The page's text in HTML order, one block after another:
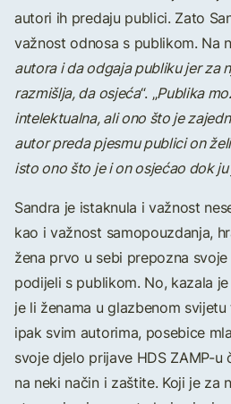
autori ih predaju publici. Zato
važnost odnosa s publikom. Na
autora i da odgaja publiku jer za
razmišlja, da osjeća“. „Publika
intelektualna, ali ono što je
autor preda pjesmu publici on
isto ono što je i on osjećao dok
Sandra je istaknula i važnost
kao i važnost samopouzdanja,
žena prvo u sebi prepozna
podijeli s publikom. No, kazala
je li ženama u glazbenom
ipak svim autorima, posebice
svoje djelo prijave HDS ZAMP-
na neki način i zaštite. Koji je za